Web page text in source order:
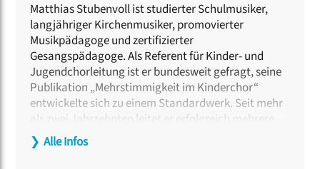
Matthias Stubenvoll ist studierter Schulmusiker,
langjähriger Kirchenmusiker, promovierter
Musikpädagoge und zertifizierter
Gesangspädagoge. Als Referent für Kinder- und
Jugendchorleitung ist er bundesweit gefragt, seine
Publikation „Mehrstimmigkeit im Kinderchor“
entwickelte sich zu einem Standardwerk. Seit mehr
als zwei Jahrzehnten leitet er erfolgreich mehrere
Kinder-, Jugend- und Erwachsenenchöre quer durch
alle Alters- und Leistungsstufen. Derzeit dirigiert er
❯ Alle Infos